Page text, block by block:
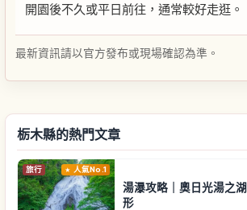
開園後不久或平日前往，通常較好走逛。
最新資訊請以官方發布或現場確認為準。
栃木縣的熱門文章
旅行 人氣No.1
湯瀑攻略｜奧日光湯之
形